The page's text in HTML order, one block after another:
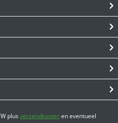
plusverzendkostenen eventueel